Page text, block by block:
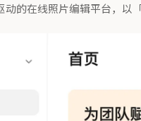
动的在线照片编辑平台，以